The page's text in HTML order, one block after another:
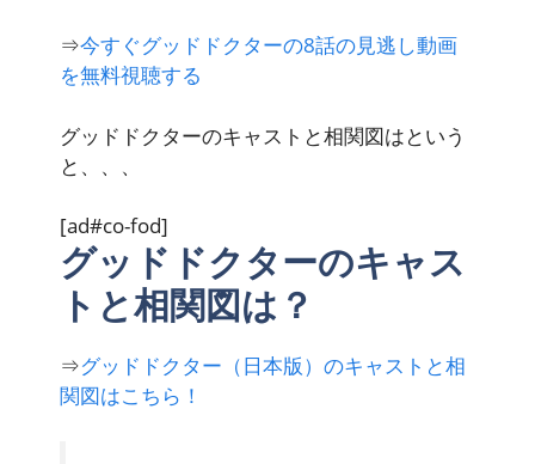
⇒今すぐグッドドクターの8話の見逃し動画
を無料視聴する
グッドドクターのキャストと相関図はという
と、、、
[ad#co-fod]
グッドドクターのキャス
トと相関図は？
⇒グッドドクター（日本版）のキャストと相
関図はこちら！